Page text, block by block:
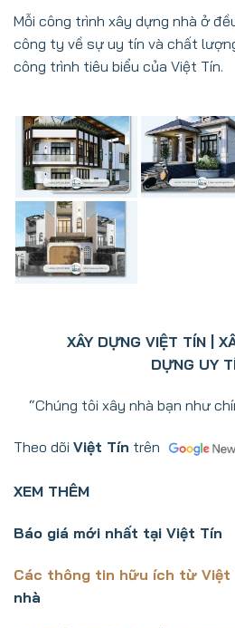
Mỗi công trình xây dựng nhà ở
công ty về sự uy tín và chất
công trình tiêu biểu của Việt Tín.
XÂY DỰNG VIỆT TÍN |
DỰNG UY
“Chúng tôi xây nhà bạn như
Theo dõi Việt Tín trên
XEM THÊM
Báo giá mới nhất tại Việt Tín
Các thông tin hữu ích từ Việt
nhà